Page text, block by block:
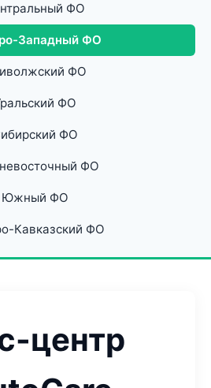
ФО
Западный ФО
ФО
ФО
ФО
ФО
Южный ФО
Кавказский ФО
центр